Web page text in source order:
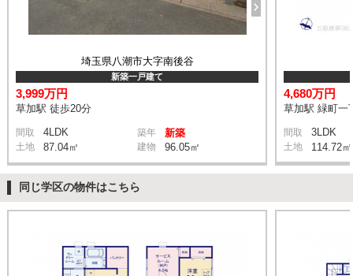
埼玉県八潮市大字南後谷
新築一戸建て
3,999万円
草加駅 徒歩20分
間取 4LDK 築年 新築
土地 87.04㎡ 建物 96.05㎡
4,680万円
草加駅 緑町一
間取 3LDK
土地 114.72㎡
同じ学区の物件はこちら